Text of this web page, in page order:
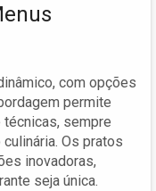
com opções
permite
sempre
Os pratos
inovadoras,
seja única.